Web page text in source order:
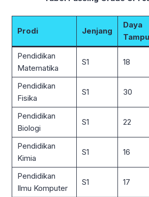
Prodi Jenjang
Daya
Pendidikan
Matematika
S1 18
Pendidikan
Fisika
S1 30
Pendidikan
Biologi
S1 22
Pendidikan
Kimia
S1 16
Pendidikan
Ilmu Komputer
S1 17